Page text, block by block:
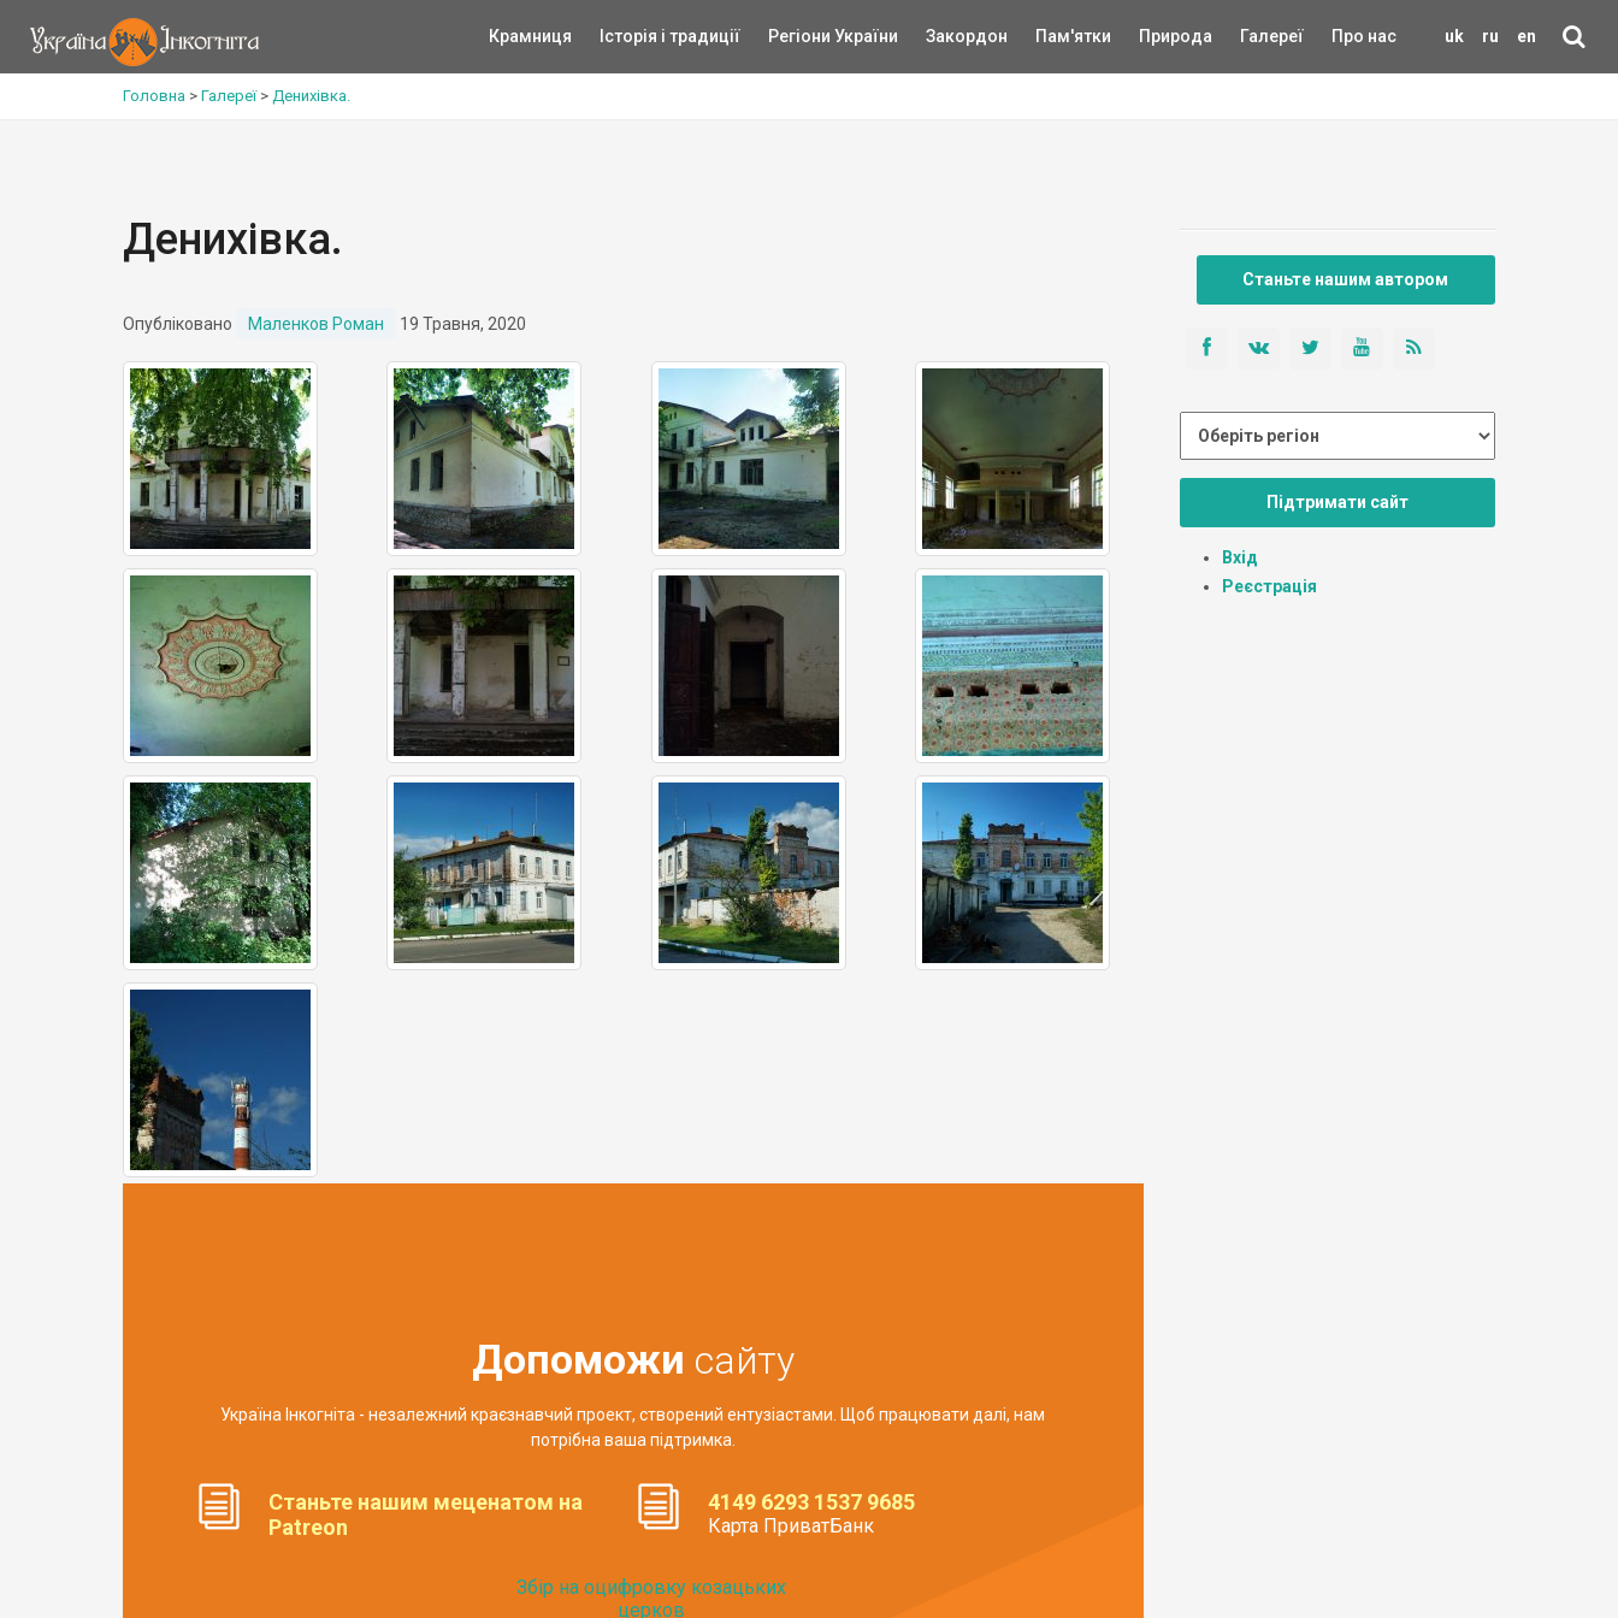
uk ru en
Крамниця Історія і традиції Регіони України Закордон Пам'ятки Природа Галереї Про нас
Головна > Галереї> Денихівка.
Денихівка.
Опубліковано Маленков Роман 19 Травня, 2020
Допоможи сайту
Україна Інкогніта - незалежний краєзнавчий проект, створений ентузіастами. Щоб працювати далі, нам
потрібна ваша підтримка.
Станьте нашим меценатом на
Patreon
4149 6293 1537 9685
Карта ПриватБанк
Збір на оцифровку козацьких
церков
Станьте нашим автором
Підтримати сайт
Вхід
Реєстрація